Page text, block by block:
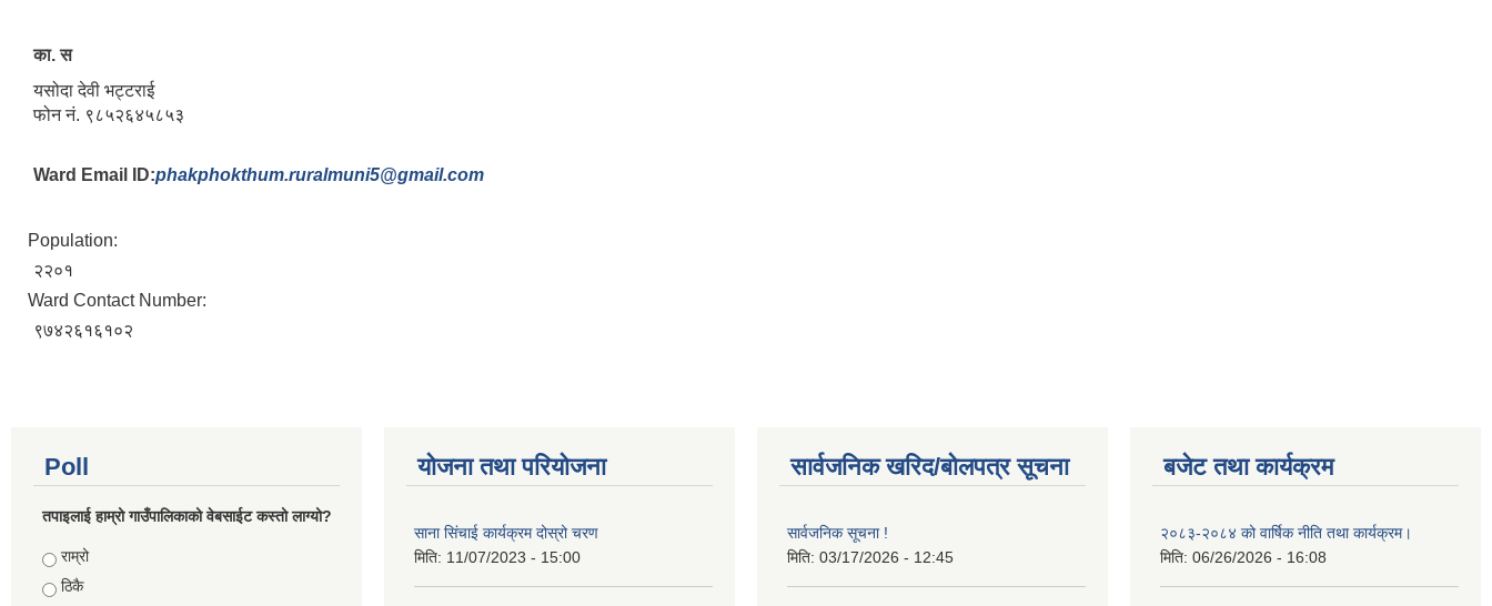
का. स
यसोदा देवी भट्टराई
फोन नं. ९८५२६४५८५३
Ward Email ID:phakphokthum.ruralmuni5@gmail.com
Population:
२२०१
Ward Contact Number:
९७४२६१६१०२
Poll
तपाइलाई हाम्रो गाउँपालिकाको वेबसाईट कस्तो लाग्यो?
Choices
राम्रो
ठिकै
योजना तथा परियोजना
साना सिंचाई कार्यक्रम दोस्रो चरण
मिति: 11/07/2023 - 15:00
सार्वजनिक खरिद/बोलपत्र सूचना
सार्वजनिक सूचना !
मिति: 03/17/2026 - 12:45
बजेट तथा कार्यक्रम
२०८३-२०८४ को वार्षिक नीति तथा कार्यक्रम।
मिति: 06/26/2026 - 16:08